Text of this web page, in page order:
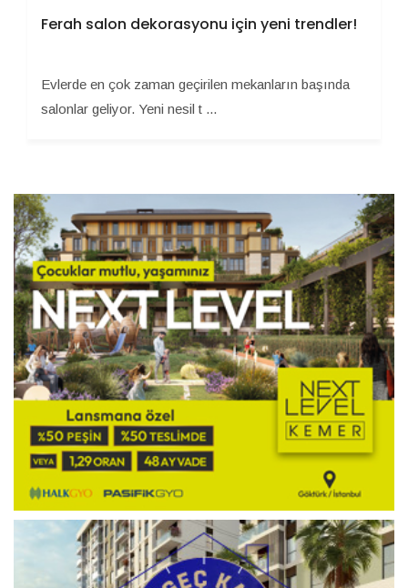
Ferah salon dekorasyonu için yeni trendler!
Evlerde en çok zaman geçirilen mekanların başında
salonlar geliyor. Yeni nesil t ...